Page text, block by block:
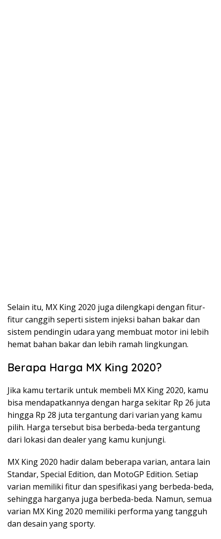
Selain itu, MX King 2020 juga dilengkapi dengan fitur-
fitur canggih seperti sistem injeksi bahan bakar dan
sistem pendingin udara yang membuat motor ini lebih
hemat bahan bakar dan lebih ramah lingkungan.
Berapa Harga MX King 2020?
Jika kamu tertarik untuk membeli MX King 2020, kamu
bisa mendapatkannya dengan harga sekitar Rp 26 juta
hingga Rp 28 juta tergantung dari varian yang kamu
pilih. Harga tersebut bisa berbeda-beda tergantung
dari lokasi dan dealer yang kamu kunjungi.
MX King 2020 hadir dalam beberapa varian, antara lain
Standar, Special Edition, dan MotoGP Edition. Setiap
varian memiliki fitur dan spesifikasi yang berbeda-beda,
sehingga harganya juga berbeda-beda. Namun, semua
varian MX King 2020 memiliki performa yang tangguh
dan desain yang sporty.